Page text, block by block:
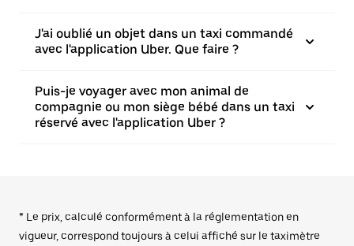
J'ai oublié un objet dans un taxi commandé
avec l'application Uber. Que faire ?
Puis-je voyager avec mon animal de
compagnie ou mon siège bébé dans un taxi
réservé avec l'application Uber ?
* Le prix, calculé conformément à la réglementation en
vigueur, correspond toujours à celui affiché sur le taximètre